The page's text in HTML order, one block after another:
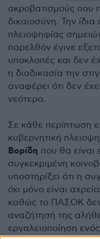
ακροβατισμούς που
δικαιοσύνη. Την
πλειοψηφίας
παρελθόν έγινε
υποκλοπές και δεν
η διαδικασία την
αναφέρει ότι δεν
νεότερο.
Σε κάθε περίπτωση
κυβερνητική
Βορίδη που θα είναι
συγκεκριμένη
υποστηρίξει ότι η
όχι μόνο είναι
καθώς το ΠΑΣΟΚ δεν
αναζήτησή της
εργαλειοποίηση